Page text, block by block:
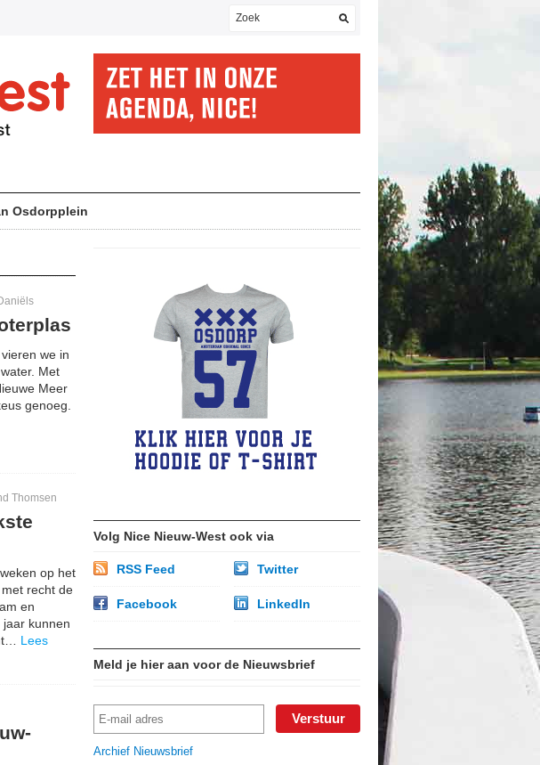
Osdorpplein
we in
Met
Meer
genoeg.
Thomsen
op het
recht de
en
kunnen
Lees
Volg Nice Nieuw-West ook via
RSS Feed Twitter
Facebook LinkedIn
Meld je hier aan voor de Nieuwsbrief
Archief Nieuwsbrief